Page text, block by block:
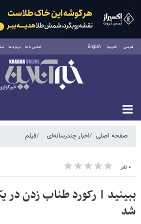
فارسی العربية English تماس با ما درباره ما
جمعه ۱۶ مرداد ۱۴۰۵
صفحه اصلی اخبار چندرسانه‌ای فیلم
۰ نفر
ببینید | رکورد طناب زدن
شد